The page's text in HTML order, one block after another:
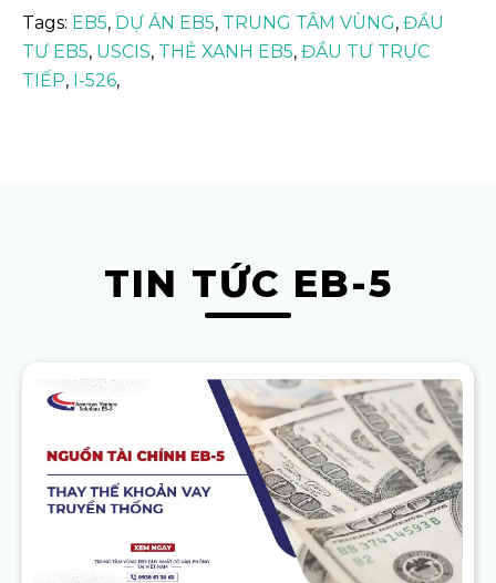
Tags: EB5, DỰ ÁN EB5, TRUNG TÂM VÙNG, ĐẦU
TƯ EB5, USCIS, THẺ XANH EB5, ĐẦU TƯ TRỰC
TIẾP, I-526,
TIN TỨC EB-5